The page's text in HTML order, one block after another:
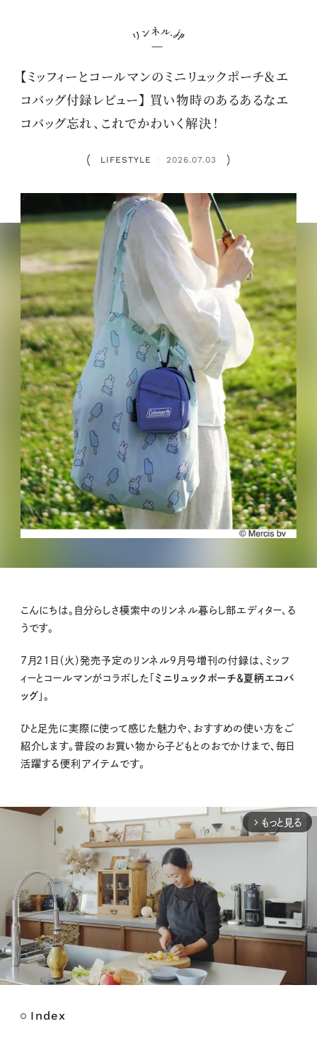
【ミッフィーとコールマンのミニリュックポーチ＆エ
コバッグ付録レビュー】 買い物時のあるあるなエ
コバッグ忘れ、これでかわいく解決！
LIFESTYLE ： 2026.07.03
こんにちは。自分らしさ模索中のリンネル暮らし部エディター、る
うです。
7月21日（火）発売予定のリンネル9月号増刊の付録は、ミッフ
ィーとコールマンがコラボした「
ミニリュックポーチ＆夏柄エコバ
ッグ 」。
ひと足先に実際に使って感じた魅力や、おすすめの使い方をご
紹介します。普段のお買い物から子どもとのおでかけまで、毎日
活躍する便利アイテムです。
arrow_forward_ios もっと見る
Index